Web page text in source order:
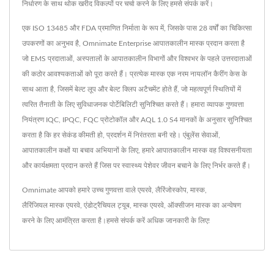
निर्धारण के साथ थोक खरीद विकल्पों पर चर्चा करने के लिए हमसे संपर्क करें।
एक ISO 13485 और FDA प्रमाणित निर्माता के रूप में, जिसके पास 28 वर्षों का चिकित्सा
उपकरणों का अनुभव है, Omnimate Enterprise आपातकालीन मास्क प्रदान करता है
जो EMS प्रदाताओं, अस्पतालों के आपातकालीन विभागों और विश्वभर के पहले उत्तरदाताओं
की कठोर आवश्यकताओं को पूरा करते हैं। प्रत्येक मास्क एक नरम नायलॉन कैरींग केस के
साथ आता है, जिसमें बेल्ट लूप और बेल्ट क्लिप अटैचमेंट होते हैं, जो महत्वपूर्ण स्थितियों में
त्वरित तैनाती के लिए सुविधाजनक पोर्टेबिलिटी सुनिश्चित करते हैं। हमारा व्यापक गुणवत्ता
नियंत्रण IQC, IPQC, FQC प्रोटोकॉल और AQL 1.0 S4 मानकों के अनुसार सुनिश्चित
करता है कि हर सेकंड कीमती हो, प्रदर्शन में निरंतरता बनी रहे। एंबुलेंस सेवाओं,
आपातकालीन कक्षों या बचाव अभियानों के लिए, हमारे आपातकालीन मास्क वह विश्वसनीयता
और कार्यक्षमता प्रदान करते हैं जिस पर स्वास्थ्य पेशेवर जीवन बचाने के लिए निर्भर करते हैं।
Omnimate आपको हमारे उच्च गुणवत्ता वाले एयरवे लैरिंजोस्कोप मास्क
लैरिंजियल मास्क एयरवे एंडोट्रैचियल ट्यूब मास्क एयरवे ऑक्सीजन मास्क का अन्वेषण
करने के लिए आमंत्रित करता है।हमसे संपर्क करेंअधिक जानकारी के लिए!